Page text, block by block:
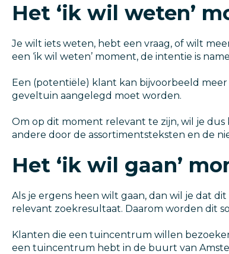
Het ‘ik wil weten’
Je wilt iets weten, hebt een vraag, of wilt
een ‘ik wil weten’ moment, de intentie is
Een (potentiële) klant kan bijvoorbeeld
geveltuin aangelegd moet worden.
Om op dit moment relevant te zijn, wil je
andere door de assortimentsteksten en de
Het ‘ik wil gaan’
Als je ergens heen wilt gaan, dan wil je dat
relevant zoekresultaat. Daarom worden dit
Klanten die een tuincentrum willen
een tuincentrum hebt in de buurt van